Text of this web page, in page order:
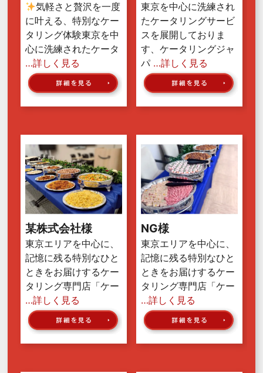
気軽さと贅沢を一度
に叶える、特別なケー
タリング体験東京を中
心に洗練されたケータ
…詳しく見る
東京を中心に洗練され
たケータリングサービ
スを展開しておりま
す、ケータリングジャ
パ …詳しく見る
某株式会社様
東京エリアを中心に、
記憶に残る特別なひと
ときをお届けするケー
タリング専門店「ケー
…詳しく見る
NG様
東京エリアを中心に、
記憶に残る特別なひと
ときをお届けするケー
タリング専門店「ケー
…詳しく見る